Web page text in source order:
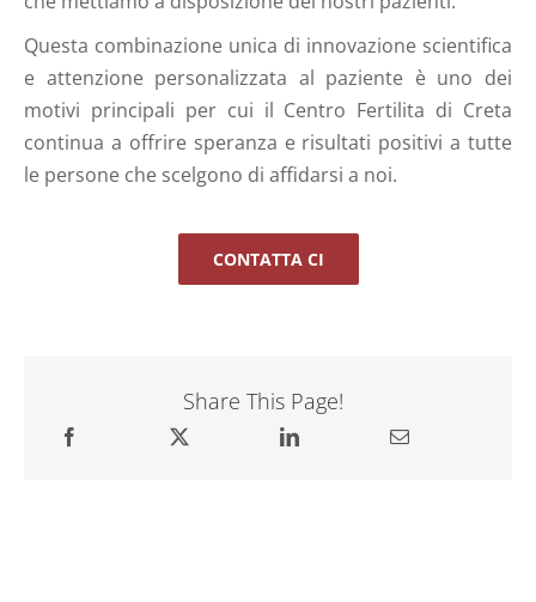
Questa combinazione unica di innovazione scientifica
e attenzione personalizzata al paziente è uno dei
motivi principali per cui il Centro Fertilita di Creta
continua a offrire speranza e risultati positivi a tutte
le persone che scelgono di affidarsi a noi.
CONTATTA CI
Share This Page!